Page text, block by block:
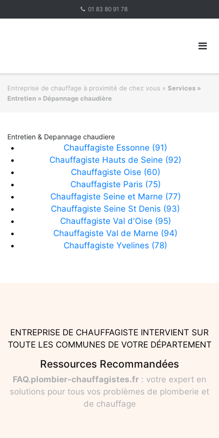
01 83 80 91 78
Entreprise de chauffage à proximité de chez vous » Services »
Entretien » Dépannage chaudière
Entretien & Depannage chaudiere
Chauffagiste Essonne (91)
Chauffagiste Hauts de Seine (92)
Chauffagiste Oise (60)
Chauffagiste Paris (75)
Chauffagiste Seine et Marne (77)
Chauffagiste Seine St Denis (93)
Chauffagiste Val d'Oise (95)
Chauffagiste Val de Marne (94)
Chauffagiste Yvelines (78)
ENTREPRISE DE CHAUFFAGISTE INTERVIENT SUR
TOUTE LES COMMUNES DE VOTRE DÉPARTEMENT
Ressources Recommandées
FAQ.plombier-chauffagistes.fr : votre expert en
solutions pour tous vos problèmes de plomberie et
de chauffage